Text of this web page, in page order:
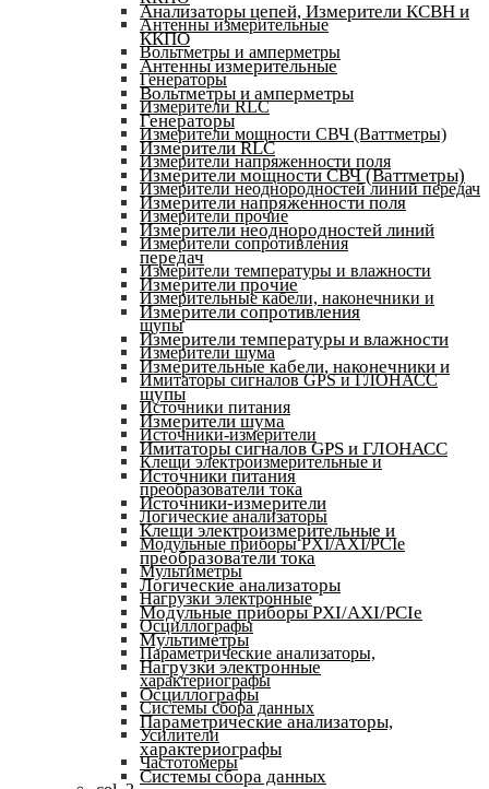
Антенны измерительные
Вольтметры и амперметры
Генераторы
Измерители RLC
Измерители мощности СВЧ (Ваттметры)
Измерители напряженности поля
Измерители неоднородностей линий передач
Измерители прочие
Измерители сопротивления
Измерители температуры и влажности
Измерительные кабели, наконечники и
щупы
Измерители шума
Имитаторы сигналов GPS и ГЛОНАСС
Источники питания
Источники-измерители
Клещи электроизмерительные и
преобразователи тока
Логические анализаторы
Модульные приборы PXI/AXI/PCIe
Мультиметры
Нагрузки электронные
Осциллографы
Параметрические анализаторы,
характериографы
Системы сбора данных
Усилители
Частотомеры
Анализаторы цепей, Измерители КСВН и
ККПО
Антенны измерительные
Вольтметры и амперметры
Генераторы
Измерители RLC
Измерители мощности СВЧ (Ваттметры)
Измерители напряженности поля
Измерители неоднородностей линий
передач
Измерители прочие
Измерители сопротивления
Измерители температуры и влажности
Измерительные кабели, наконечники и
щупы
Измерители шума
Имитаторы сигналов GPS и ГЛОНАСС
Источники питания
Источники-измерители
Клещи электроизмерительные и
преобразователи тока
Логические анализаторы
Модульные приборы PXI/AXI/PCIe
Мультиметры
Нагрузки электронные
Осциллографы
Параметрические анализаторы,
характериографы
Системы сбора данных